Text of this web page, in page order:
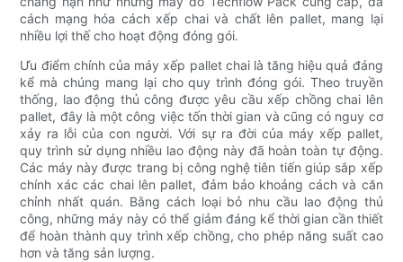
cách mạng hóa cách xếp chai và chất lên pallet, mang lại
nhiều lợi thế cho hoạt động đóng gói.
Ưu điểm chính của máy xếp pallet chai là tăng hiệu quả đáng
kể mà chúng mang lại cho quy trình đóng gói. Theo truyền
thống, lao động thủ công được yêu cầu xếp chồng chai lên
pallet, đây là một công việc tốn thời gian và cũng có nguy cơ
xảy ra lỗi của con người. Với sự ra đời của máy xếp pallet,
quy trình sử dụng nhiều lao động này đã hoàn toàn tự động.
Các máy này được trang bị công nghệ tiên tiến giúp sắp xếp
chính xác các chai lên pallet, đảm bảo khoảng cách và căn
chỉnh nhất quán. Bằng cách loại bỏ nhu cầu lao động thủ
công, những máy này có thể giảm đáng kể thời gian cần thiết
để hoàn thành quy trình xếp chồng, cho phép năng suất cao
hơn và tăng sản lượng.